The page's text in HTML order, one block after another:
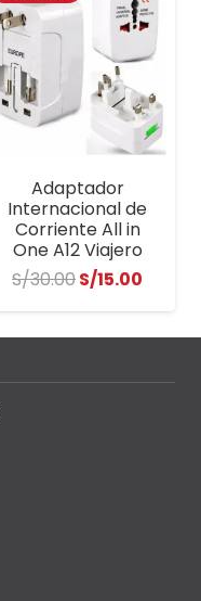
Adaptador
Internacional de
Corriente All in
One A12 Viajero
S/30.00El
precio
original
S/30.00.
S/15.00
precio
S/